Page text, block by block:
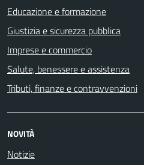
Educazione e formazione
Giustizia e sicurezza pubblica
Imprese e commercio
Salute, benessere e assistenza
Tributi, finanze e contravvenzioni
NOVITÀ
Notizie